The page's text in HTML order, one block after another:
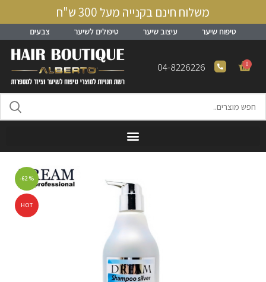
משלוח חינם בקנייה מעל 300 ש"ח
טיפוח שיער עיצוב שיער טיפולים לשיער צבעים
0
04-8226226
-62%
HOT